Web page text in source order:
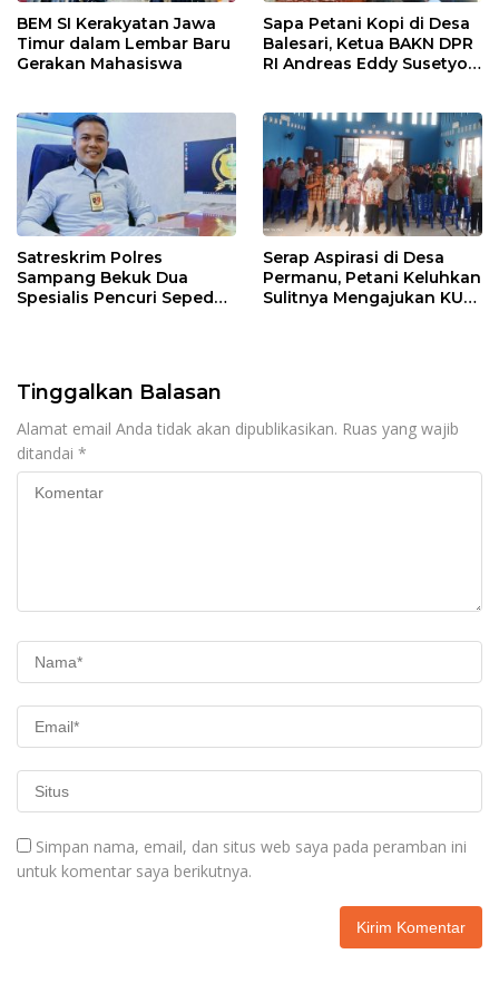
BEM SI Kerakyatan Jawa
Timur dalam Lembar Baru
Gerakan Mahasiswa
Sapa Petani Kopi di Desa
Balesari, Ketua BAKN DPR
RI Andreas Eddy Susetyo
Sepanjang 1,5 Kilometer
Satreskrim Polres
Sampang Bekuk Dua
Spesialis Pencuri Sepeda
Serap Aspirasi di Desa
Permanu, Petani Keluhkan
Sulitnya Mengajukan KUR
Tinggalkan Balasan
Alamat email Anda tidak akan dipublikasikan. Ruas yang wajib
ditandai *
Simpan nama, email, dan situs web saya pada peramban ini
untuk komentar saya berikutnya.